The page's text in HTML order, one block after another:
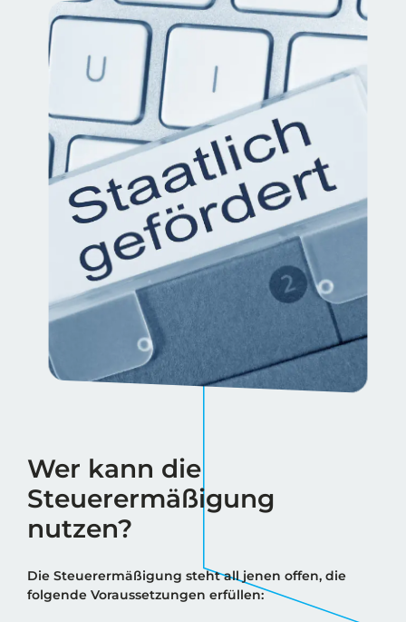
Wer kann die
Steuerermäßigung
nutzen?
Die Steuerermäßigung steht all jenen offen, die
folgende Voraussetzungen erfüllen: